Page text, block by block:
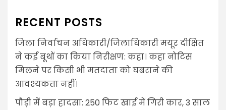
RECENT POSTS
जिला निर्वाचन अधिकारी/जिलाधिकारी मयूर दीक्षित
ने कई बूथों का किया निरीक्षण: कहा। कहा नोटिस
मिलने पर किसी भी मतदाता को घबराने की
आवश्यकता नहीं।
पौड़ी में बड़ा हादसा: 250 फिट खाई में गिरी कार, 3 साल